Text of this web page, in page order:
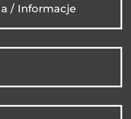
/ Informacje